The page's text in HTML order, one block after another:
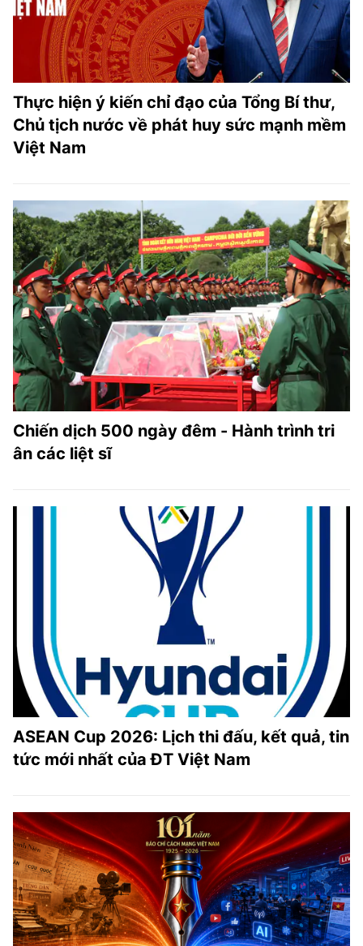
Thực hiện ý kiến chỉ đạo của Tổng Bí thư,
Chủ tịch nước về phát huy sức mạnh mềm
Việt Nam
Chiến dịch 500 ngày đêm - Hành trình tri
ân các liệt sĩ
ASEAN Cup 2026: Lịch thi đấu, kết quả, tin
tức mới nhất của ĐT Việt Nam